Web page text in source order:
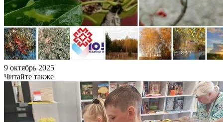
9 октябрь 2025
Читайте также